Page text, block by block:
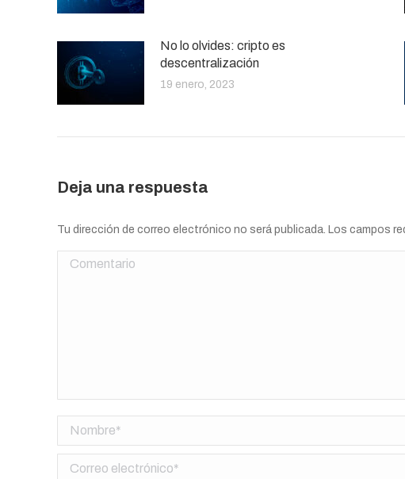
No lo olvides: cripto es
descentralización
19 enero, 2023
Deja una respuesta
Tu dirección de correo electrónico no será publicada. Los campos
Comentario
Nombre *
Correo electrónico *